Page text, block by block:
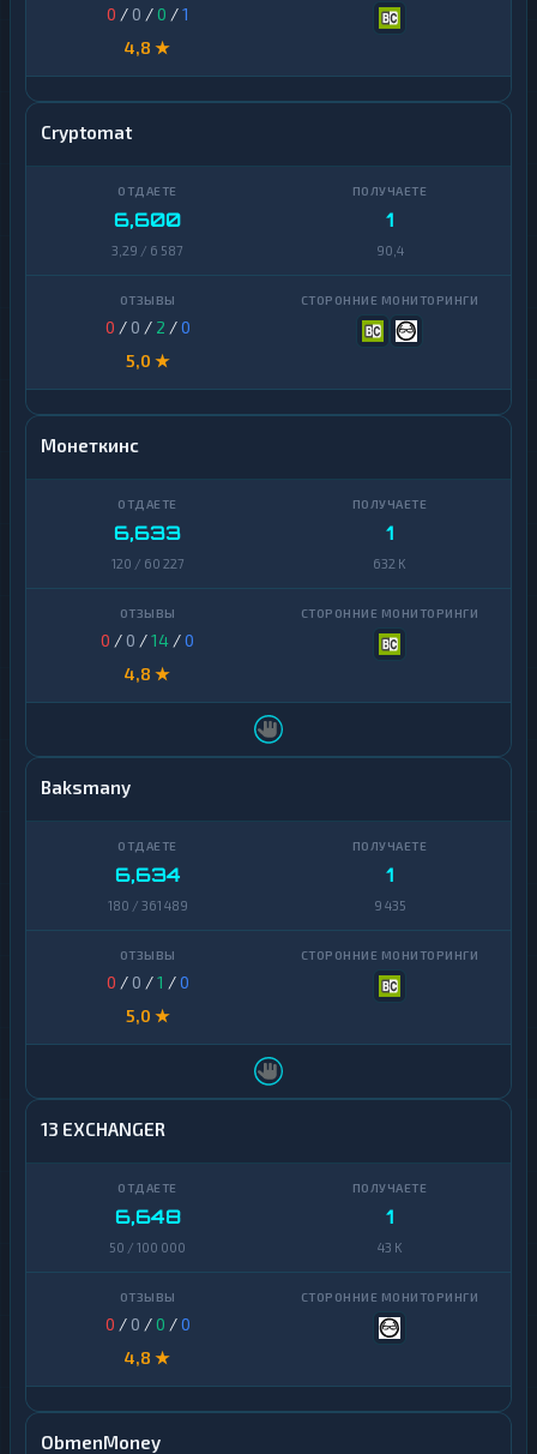
0 / 0 /0 /1
4,8 ★
Cryptomat
6,600
3,29 / 6 587
1
90,4
0 / 0 / 2 /0
5,0 ★
Монеткинс
6,633
120 / 60 227
1
632 K
0 / 0 /14 /0
4,8 ★
Baksmany
6,634
180 / 361 489
1
9 435
0 / 0 /1 /0
5,0 ★
13 EXCHANGER
6,648
50 / 100 000
1
43 K
0 / 0 /0 /0
4,8 ★
ObmenMoney